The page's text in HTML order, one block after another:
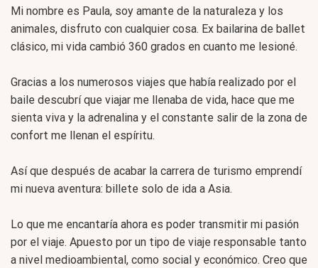
Mi nombre es Paula, soy amante de la naturaleza y los
animales, disfruto con cualquier cosa. Ex bailarina de ballet
clásico, mi vida cambió 360 grados en cuanto me lesioné.
Gracias a los numerosos viajes que había realizado por el
baile descubrí que viajar me llenaba de vida, hace que me
sienta viva y la adrenalina y el constante salir de la zona de
confort me llenan el espíritu.
Así que después de acabar la carrera de turismo emprendí
mi nueva aventura: billete solo de ida a Asia.
Lo que me encantaría ahora es poder transmitir mi pasión
por el viaje. Apuesto por un tipo de viaje responsable tanto
a nivel medioambiental, como social y económico. Creo que